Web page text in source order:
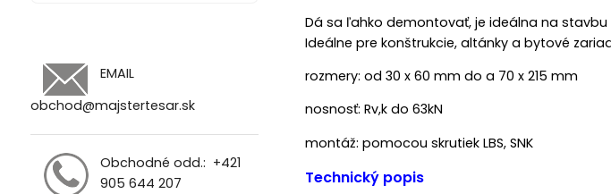
EMAIL
obchod@majstertesar.sk
Obchodné odd.: +421
905 644 207
Dá sa ľahko demontovať, je ideálna na
Ideálne pre konštrukcie, altánky a bytové
rozmery: od 30 x 60 mm do a 70 x 215 mm
nosnosť: Rv,k do 63kN
montáž: pomocou skrutiek LBS, SNK
Technický popis